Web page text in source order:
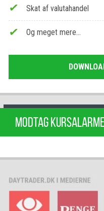
Skat af valutahandel
Og meget mere…
MODTAG